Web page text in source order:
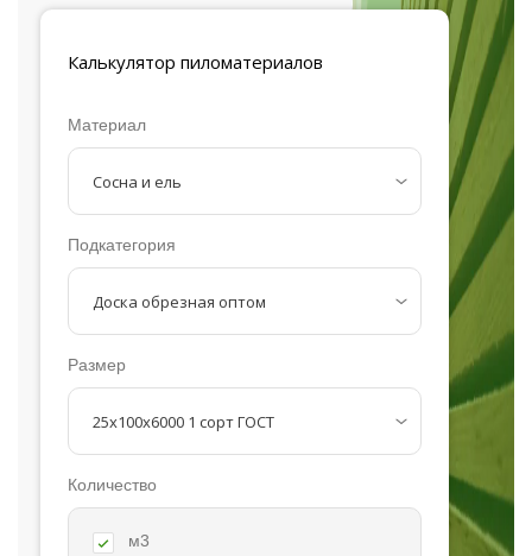
Калькулятор пиломатериалов
Материал
Подкатегория
Размер
Количество
м3